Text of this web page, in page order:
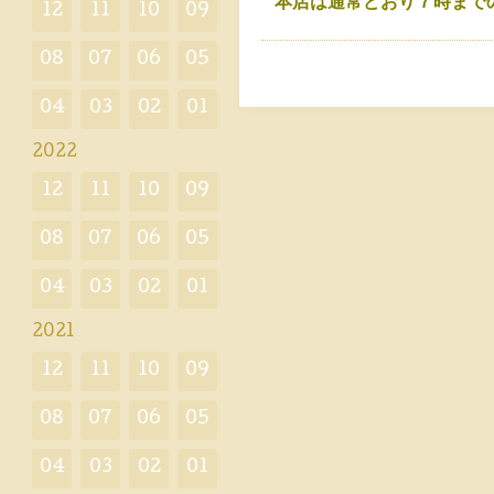
12 11 10 09
08 07 06 05
04 03 02 01
2022
12 11 10 09
08 07 06 05
04 03 02 01
2021
12 11 10 09
08 07 06 05
04 03 02 01